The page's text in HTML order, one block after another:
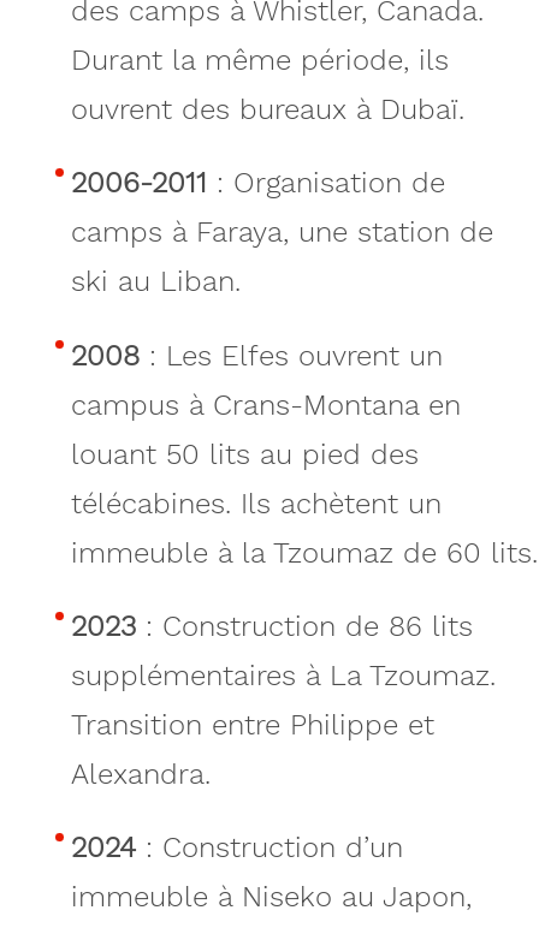
des camps à Whistler, Canada.
Durant la même période, ils
ouvrent des bureaux à Dubaï.
2006-2011 : Organisation de
camps à Faraya, une station de
ski au Liban.
2008 : Les Elfes ouvrent un
campus à Crans-Montana en
louant 50 lits au pied des
télécabines. Ils achètent un
immeuble à la Tzoumaz de 60 lits.
2023 : Construction de 86 lits
supplémentaires à La Tzoumaz.
Transition entre Philippe et
Alexandra.
2024 : Construction d’un
immeuble à Niseko au Japon,